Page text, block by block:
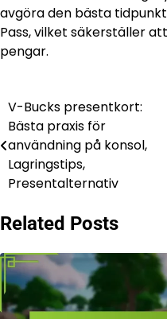
avgöra den bästa
Pass, vilket säkerställer
pengar.
Post
navigation
V-Bucks presentkort:
Bästa praxis för
användning på konsol,
Lagringstips,
Presentalternativ
Related Posts